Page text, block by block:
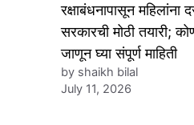
रक्षाबंधनापासून
सरकारची मोठी तयारी;
जाणून घ्या संपूर्ण माहिती
by shaikh bilal
July 11, 2026